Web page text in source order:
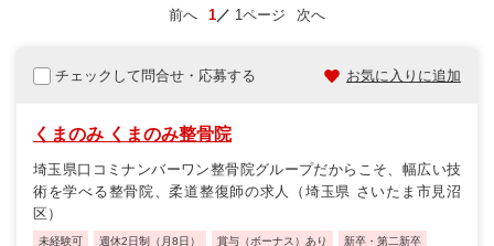
前へ 1 1ページ 次へ
チェックして問合せ・応募する お気に入りに追加
くまのみ くまのみ整骨院
埼玉県口コミナンバーワン整骨院グループだからこそ、幅広い技
術を学べる整骨院、柔道整復師の求人（埼玉県 さいたま市見沼
区）
未経験可 週休2日制（月8日） 賞与（ボーナス）あり 新卒・第二新卒